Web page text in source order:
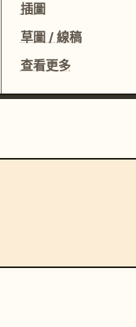
插圖
草圖 / 線稿
查看更多